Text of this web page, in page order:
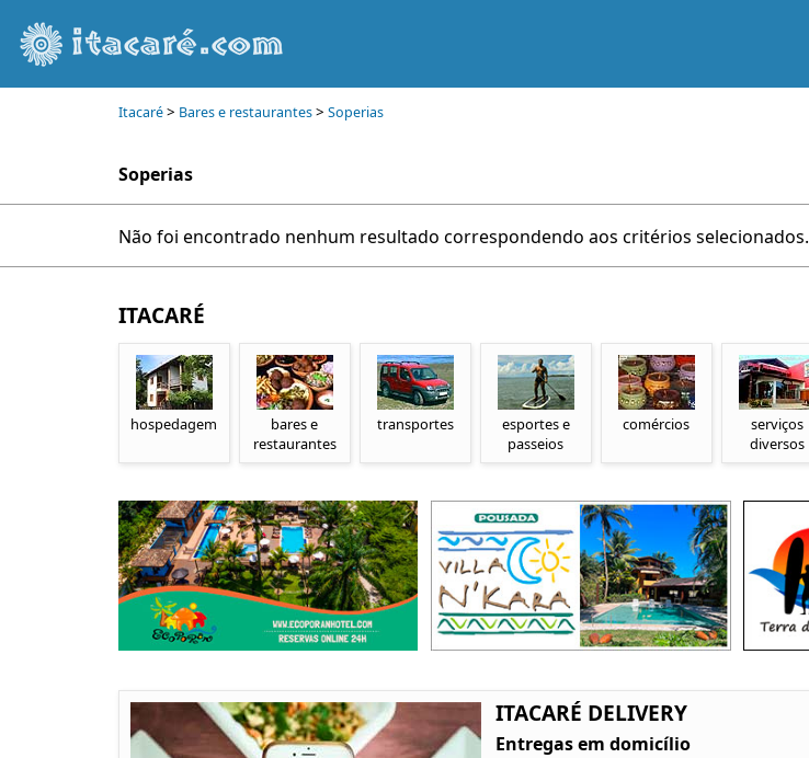
Itacaré> Bares e restaurantes> Soperias
Soperias
Não foi encontrado nenhum resultado correspondendo aos critérios selecionados.
ITACARÉ
hospedagem
bares e
restaurantes
transportes
esportes e
passeios
comércios
serviços
diversos
ITACARÉ DELIVERY
Entregas em domicílio